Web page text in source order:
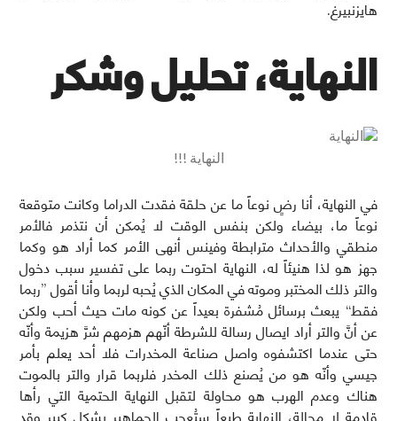
هايزنبيرغ.
النهاية، تحليل وشكر
النهاية !!!
في النهاية، أنا رضٍ نوعاً ما عن حلقة فقدت الدراما وكانت متوقعة
نوعاً ما، بيضاء ولكن بنفس الوقت لا يُمكن أن نتذمر فالأمر
منطقي والأحداث مترابطة وفينس أنهى الأمر كما أراد هو وكما
جهز هو لذا هنيئاً له، النهاية احتوت ربما على تفسير سبب دخول
والتر ذلك المختبر وموته في المكان الذي يُحبه لربما وأنا أقول ”ربما
فقط“ يبعث برسائل مُشفرة بعيداً عن كونه مات حيث أحب ولكن
عن أنَّ والتر أراد ايصال رسالة للشرطة أنّهم هزمهم شرَّ هزيمة وأنّه
حتى عندما اكتشفوه واصل صناعة المخدرات فلا أحد يعلم بأمر
جيسي وأنّه هو من يُصنع ذلك المخدر فلربما قرار والتر بالموت
هناك وعدم الهرب هو محاولة لتقبل النهاية الحتمية التي رأها
قادمة لا محالة، النهاية طبعاً ستُعجب الجماهير بشكل كبير وقد